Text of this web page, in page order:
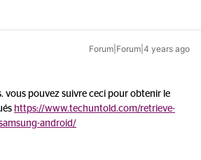
Forum|Forum|4 years ago
vous pouvez suivre ceci pour obtenir le
https://www.techuntold.com/retrieve-
android/